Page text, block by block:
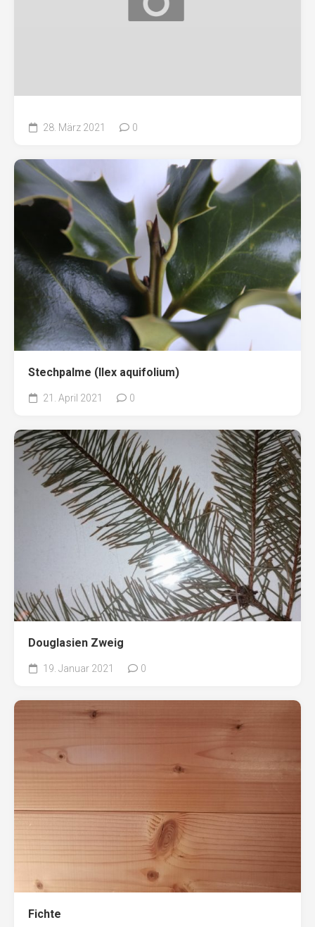
28. März 2021 0
Stechpalme (Ilex aquifolium)
21. April 2021 0
Douglasien Zweig
19. Januar 2021 0
Fichte